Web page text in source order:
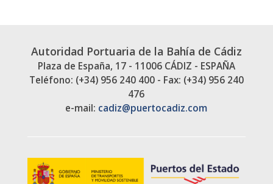
Autoridad Portuaria de la Bahía de Cádiz
Plaza de España, 17 - 11006 CÁDIZ - ESPAÑA
Teléfono: (+34) 956 240 400 - Fax: (+34) 956 240
476
e-mail: cadiz@puertocadiz.com